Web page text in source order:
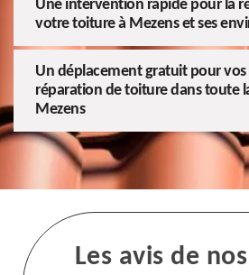
Une intervention rapide pour la
votre toiture à Mezens et ses
Un déplacement gratuit pour
réparation de toiture dans toute
Mezens
Les avis de